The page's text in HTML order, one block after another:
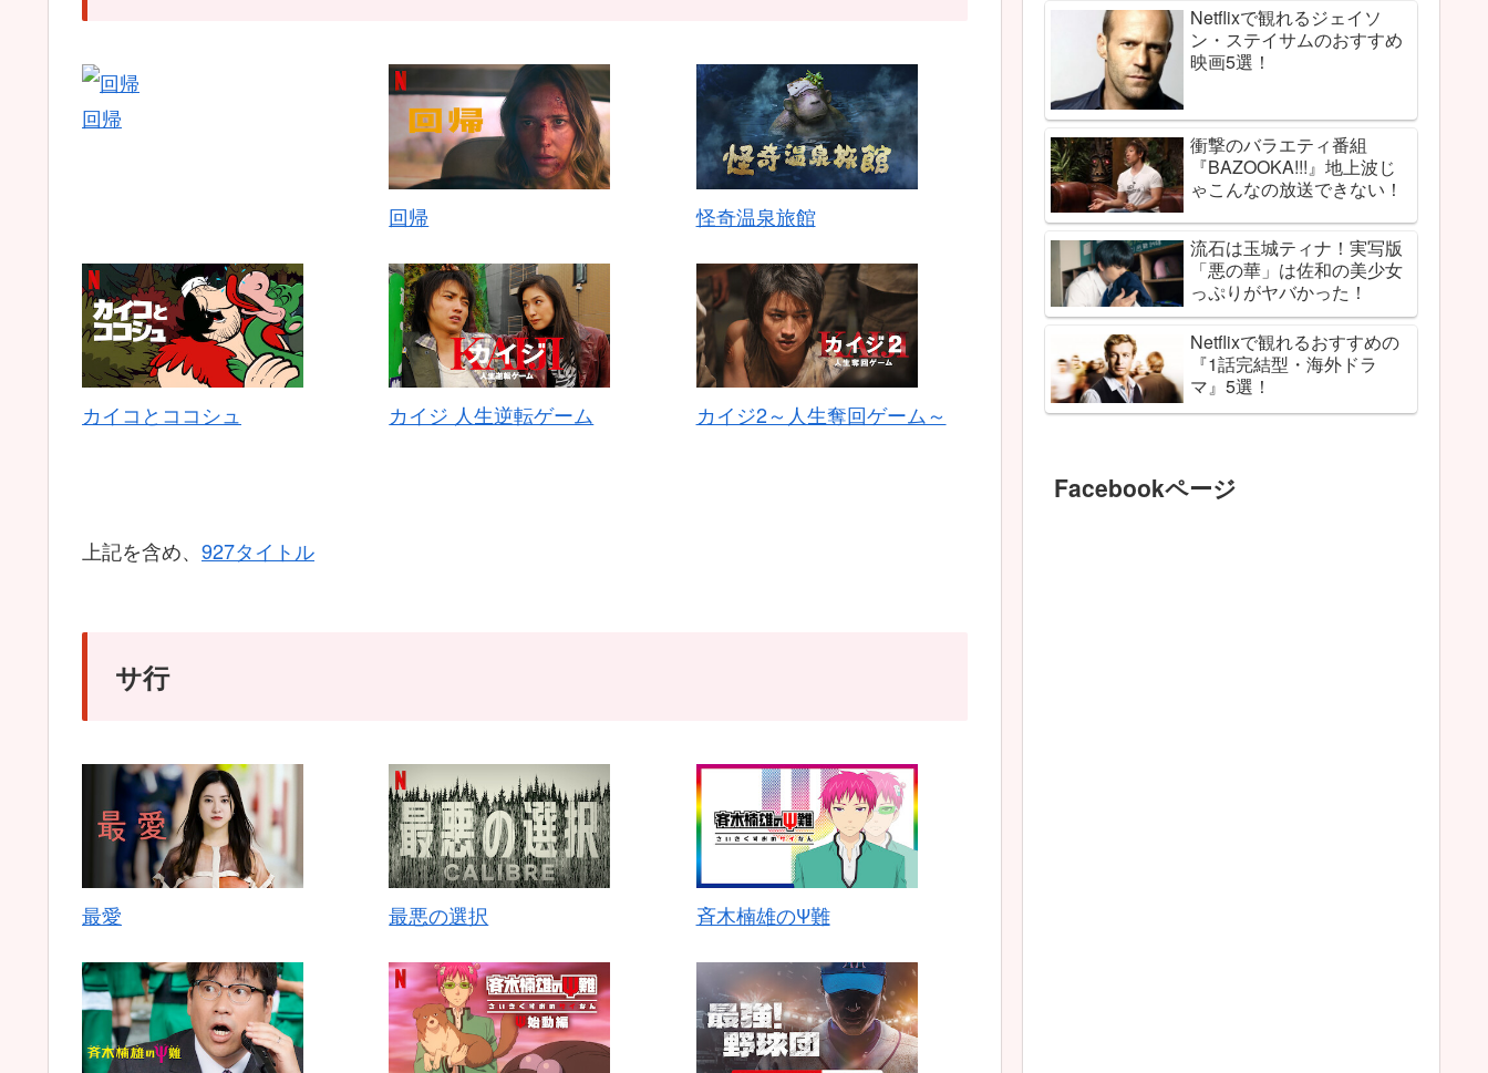
回帰
回帰 怪奇温泉旅館
カイコとココシュ カイジ 人生逆転ゲーム カイジ2～人生奪回ゲーム～
上記を含め、 927タイトル
サ行
最愛 最悪の選択 斉木楠雄のΨ難
Netflixで観れるジェイソ
ン・ステイサムのおすすめ
映画5選！
衝撃のバラエティ番組
『BAZOOKA!!!』地上波じ
ゃこんなの放送できない！
流石は玉城ティナ！実写版
「悪の華」は佐和の美少女
っぷりがヤバかった！
Netflixで観れるおすすめの
『1話完結型・海外ドラ
マ』5選！
Facebookページ